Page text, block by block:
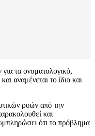
τα ονοματολογικό,
αναμένεται το ίδιο και
ροών από την
και
ότι το πρόβλημα